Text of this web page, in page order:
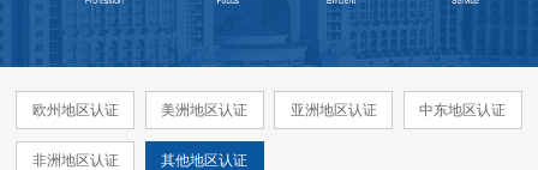
欧州地区认证 美洲地区认证 亚洲地区认证 中东地区认证
非洲地区认证 其他地区认证